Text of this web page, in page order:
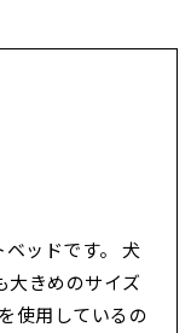
ッドです。 犬
大きめのサイズ
使用しているの